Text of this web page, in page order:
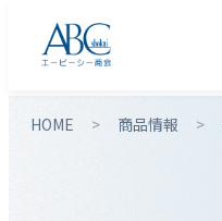
HOME 商品情報